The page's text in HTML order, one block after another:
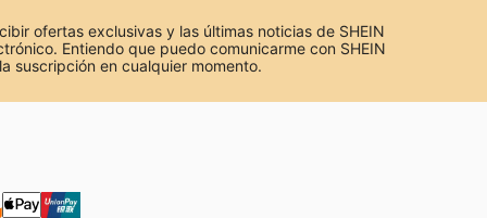
ofertas exclusivas y las últimas noticias de SHEIN
Entiendo que puedo comunicarme con SHEIN
suscripción en cualquier momento.